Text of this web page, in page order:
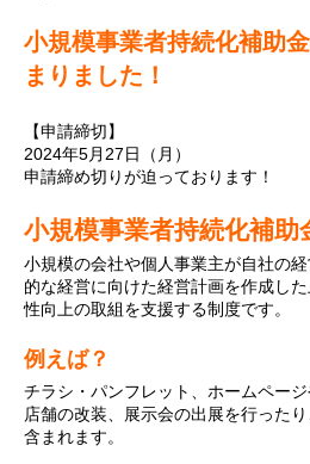
小規模事業者持続化補助
まりました！
【申請締切】
2024年5月27日（月）
申請締め切りが迫っております！
小規模事業者持続化補助
小規模の会社や個人事業主が自社の
的な経営に向けた経営計画を作成し
性向上の取組を支援する制度です。
例えば？
チラシ・パンフレット、ホームページ
店舗の改装、展示会の出展を行った
含まれます。